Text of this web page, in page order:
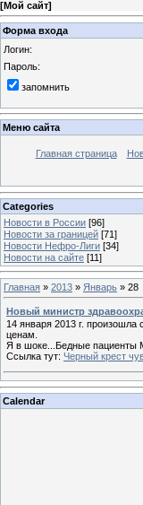
[Мой сайт]
Форма входа
Логин:
Пароль:
запомнить
Меню сайта
Главная страница
Categories
Новости в России [96]
Новости за границей [71]
Новости Нефро-Лиги [34]
Новости на сайте [11]
Главная » 2013 » Январь » 28
Новый министр
14 января 2013 г.
ценам.
Я в шоке...Бедные пациенты
Ссылка тут: Черный крест
Calendar